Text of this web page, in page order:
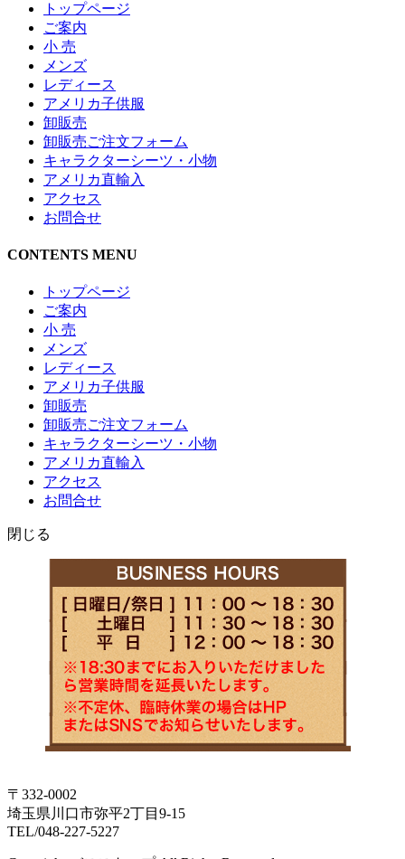
トップページ
ご案内
小 売
メンズ
レディース
アメリカ子供服
卸販売
卸販売ご注文フォーム
キャラクターシーツ・小物
アメリカ直輸入
アクセス
お問合せ
CONTENTS MENU
トップページ
ご案内
小 売
メンズ
レディース
アメリカ子供服
卸販売
卸販売ご注文フォーム
キャラクターシーツ・小物
アメリカ直輸入
アクセス
お問合せ
閉じる
〒332-0002
埼玉県川口市弥平2丁目9-15
TEL/048-227-5227